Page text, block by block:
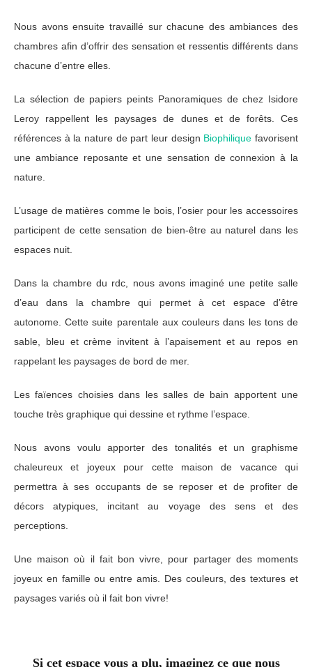
Nous avons ensuite travaillé sur chacune des ambiances des
chambres afin d’offrir des sensation et ressentis différents dans
chacune d’entre elles.
La sélection de papiers peints Panoramiques de chez Isidore
Leroy rappellent les paysages de dunes et de forêts. Ces
références à la nature de part leur design Biophilique favorisent
une ambiance reposante et une sensation de connexion à la
nature.
L’usage de matières comme le bois, l’osier pour les accessoires
participent de cette sensation de bien-être au naturel dans les
espaces nuit.
Dans la chambre du rdc, nous avons imaginé une petite salle
d’eau dans la chambre qui permet à cet espace d’être
autonome. Cette suite parentale aux couleurs dans les tons de
sable, bleu et crème invitent à l’apaisement et au repos en
rappelant les paysages de bord de mer.
Les faïences choisies dans les salles de bain apportent une
touche très graphique qui dessine et rythme l’espace.
Nous avons voulu apporter des tonalités et un graphisme
chaleureux et joyeux pour cette maison de vacance qui
permettra à ses occupants de se reposer et de profiter de
décors atypiques, incitant au voyage des sens et des
perceptions.
Une maison où il fait bon vivre, pour partager des moments
joyeux en famille ou entre amis. Des couleurs, des textures et
paysages variés où il fait bon vivre!
Si cet espace vous a plu, imaginez ce que nous